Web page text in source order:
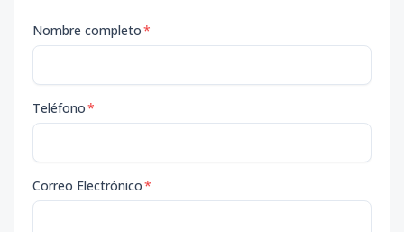
Nombre completo*
Teléfono*
Correo Electrónico*